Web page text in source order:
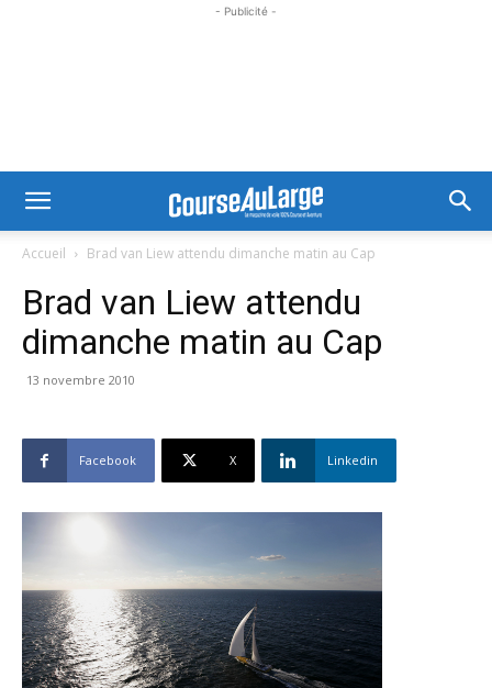
- Publicité -
Accueil Brad van Liew attendu dimanche matin au Cap
Brad van Liew attendu
dimanche matin au Cap
13 novembre 2010
Facebook X Linkedin